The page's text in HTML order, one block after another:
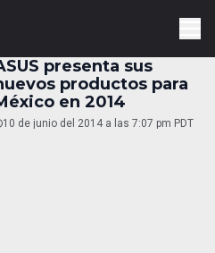
presenta sus
productos para
en 2014
10 de junio del 2014 a las 7:07 pm PDT